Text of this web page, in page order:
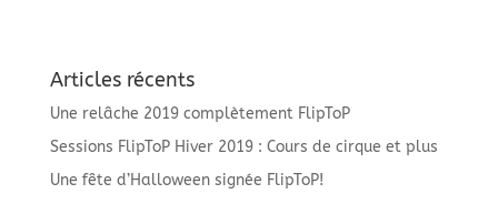
Articles récents
Une relâche 2019 complètement FlipToP
Sessions FlipToP Hiver 2019 : Cours de cirque et plus
Une fête d’Halloween signée FlipToP!